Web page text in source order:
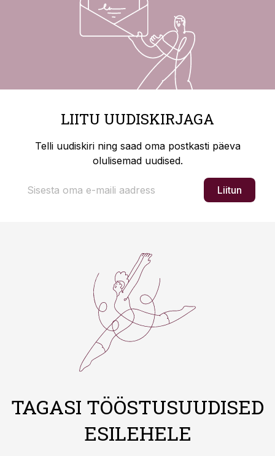
LIITU UUDISKIRJAGA
Telli uudiskiri ning saad oma postkasti päeva
olulisemad uudised.
Liitun
TAGASI TÖÖSTUSUUDISED
ESILEHELE